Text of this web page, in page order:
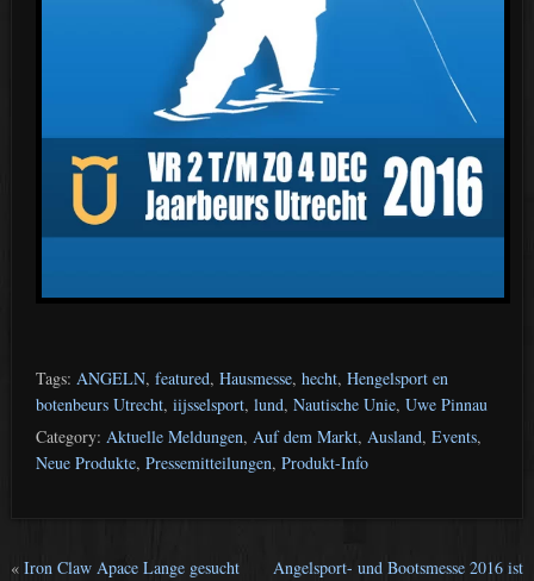
Tags: ANGELN, featured, Hausmesse, hecht, Hengelsport en
botenbeurs Utrecht, iijsselsport, lund, Nautische Unie, Uwe Pinnau
Category: Aktuelle Meldungen, Auf dem Markt, Ausland, Events,
Neue Produkte, Pressemitteilungen, Produkt-Info
« Iron Claw Apace Lange gesucht
Angelsport- und Bootsmesse 2016 ist